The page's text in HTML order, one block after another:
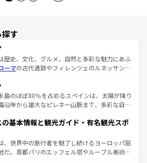
す
歴史、文化、グルメ、自然と多彩な魅力にあふ
ーマの古代遺跡やフィレンツェのルネッサンス
カーナの美しい田園風景やアマルフィ海岸の絶
然景観も見逃せない。観光の合間には、本場の
タなど、絶品のイタリア料理を堪能することも
るイタリアで、忘れられない旅をしてみよう！
のイタリア情報は
島のほぼ80％を占めるスペインは、太陽が降り
沿岸から雄大なピレネー山脈まで、多彩な自然
くこの国では、情熱的なフラメンコ、熱気あふ
そして美味しいタパスが生活の一部となってい
ドリードの洗練された雰囲気や、バルセロナの
れた街角から、地方では古代ローマ遺跡や中世
の基本情報と観光ガイド・有名観光スポ
、世界中の旅行者を魅了し続けるヨーロッパ屈
だ。首都パリのエッフェル塔やルーブル美術館